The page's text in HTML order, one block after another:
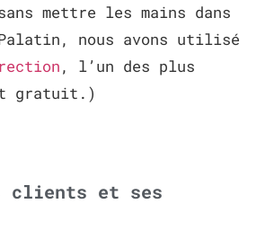
mettre les mains dans
nous avons utilisé
, l’un des plus
gratuit.)
clients et ses